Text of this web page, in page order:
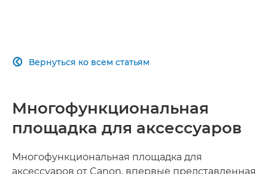
ВОЗМОЖНОСТИ ПОДКЛЮЧЕНИЯ
Вернуться ко всем статьям

Многофункциональная
площадка для аксессуаров
Многофункциональная площадка для
аксессуаров от Canon, впервые представленная